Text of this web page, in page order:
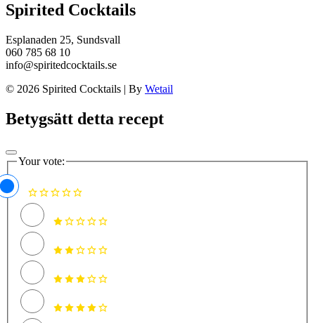
Spirited Cocktails
Esplanaden 25, Sundsvall
060 785 68 10
info@spiritedcocktails.se
© 2026 Spirited Cocktails | By Wetail
Betygsätt detta recept
Your vote: